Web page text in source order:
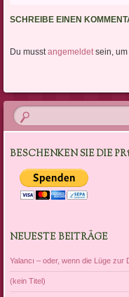
SCHREIBE EINEN
Du musst angemeldetsein, um
BESCHENKEN SIE DIE
NEUESTE BEITRÄGE
Yalancı – oder, wenn die Lüge zur
(kein Titel)